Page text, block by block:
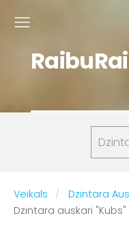
Veikals
Dzintara
Dzintara auskari "Kubs"